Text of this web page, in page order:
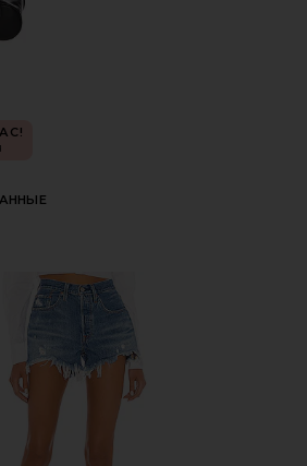
ДЖИНСОВЫЕ ШОРТЫ 501 ORIGINAL